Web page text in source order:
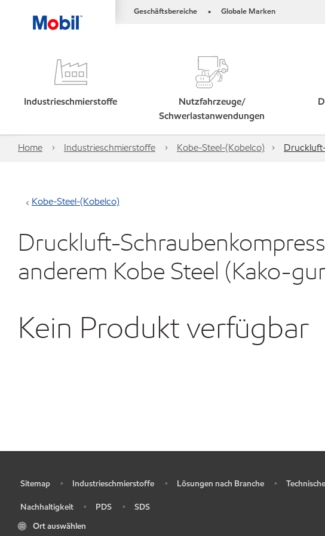
Geschäftsbereiche • Globale Marken
Industrieschmierstoffe
Nutzfahrzeuge/
Schwerlastanwendungen
Home Industrieschmierstoffe Kobe-Steel-(Kobelco)
Kobe-Steel-(Kobelco)
Druckluft-
anderem Kobe Steel (Kako-
Kein Produkt verfügbar
Sitemap • Industrieschmierstoffe • Lösungen nach Branche •
Nachhaltigkeit • PDS •
SDS
Ort auswählen